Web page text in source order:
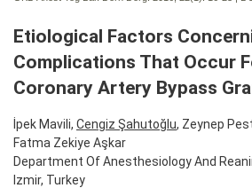
Etiological Factors
Complications That Occur
Coronary Artery Bypass
İpek Mavili, Cengiz Şahutoğlu, Zeynep
Fatma Zekiye Aşkar
Department Of Anesthesiology And
Izmir, Turkey